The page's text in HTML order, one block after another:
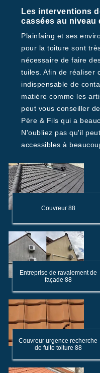
Les interventions
cassées au niveau
Plainfaing et ses
pour la toiture sont
nécessaire de faire
tuiles. Afin de réaliser
indispensable de
matière comme les
peut vous conseiller
Père & Fils qui a
N'oubliez pas qu'il
accessibles à
Couvreur 88
Entreprise de ravalement de
façade 88
Couvreur urgence recherche
de fuite toiture 88